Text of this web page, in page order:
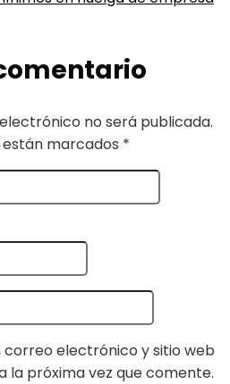
no será publicada.
marcados *
electrónico y sitio web
la próxima vez que comente.